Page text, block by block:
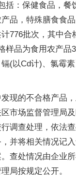
括：保健食品，餐
品，特殊膳食食
776批次，其中合
样品为食用农产品
(以Cd计)、氯霉
现的不合格产品
市场监督管理局
调查处理，依法
并将相关情况记
查处情况由企业
局按规定公开。